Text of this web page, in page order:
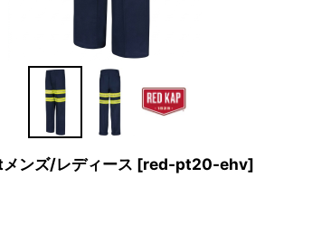
ンズ/レディース [red-pt20-ehv]